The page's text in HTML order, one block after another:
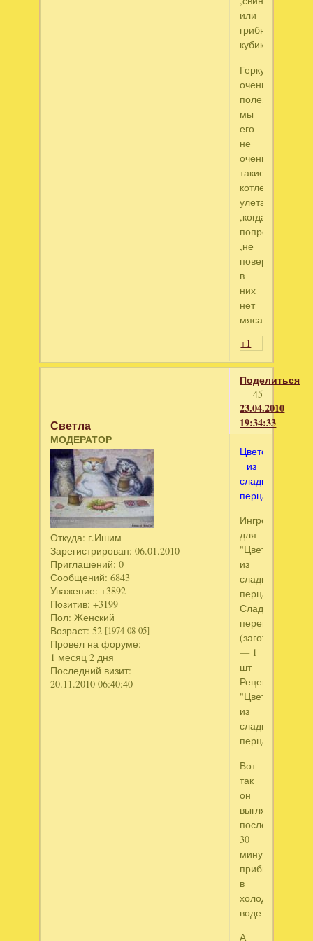
или
грибной
кубик.
Геркулес
очень
полезен,но
мы
его
не
очень,а
такие
котлетки
улетают.Муж
,когда
попробовал
,не
поверил.что
в
них
нет
мяса.
+1
Поделиться
45
23.04.2010
19:34:33
Светла
МОДЕРАТОР
Откуда: г.Ишим
Зарегистрирован: 06.01.2010
Приглашений: 0
Сообщений: 6843
Уважение: +3892
Позитив: +3199
Пол: Женский
Возраст: 52 [1974-08-05]
Провел на форуме:
1 месяц 2 дня
Последний визит:
20.11.2010 06:40:40
Цветок
из
сладкого
перца
Ингредиенты
для
"Цветок
из
сладкого
перца"
Сладкий
перец
(заготовка)
— 1
шт
Рецепт
"Цветок
из
сладкого
перца"
Вот
так
он
выглядит
после
30
минутного
прибывания
в
холодной
воде
А